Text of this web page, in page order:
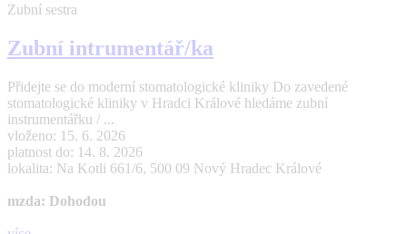
Zubní sestra
Zubní intrumentář/ka
Přidejte se do moderní stomatologické kliniky Do zavedené
stomatologické kliniky v Hradci Králové hledáme zubní
instrumentářku / ...
vloženo: 15. 6. 2026
platnost do: 14. 8. 2026
lokalita: Na Kotli 661/6, 500 09 Nový Hradec Králové
mzda: Dohodou